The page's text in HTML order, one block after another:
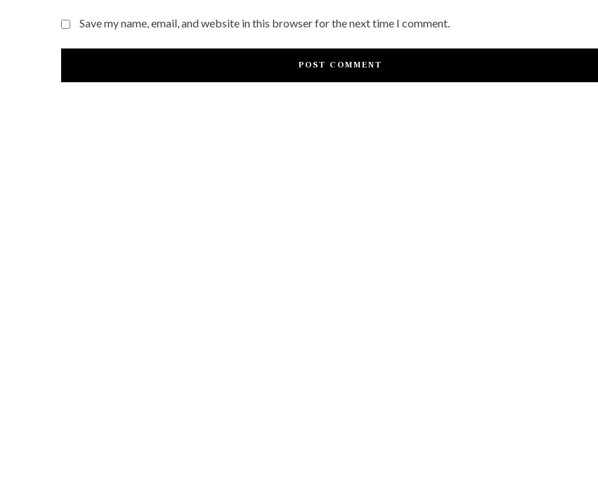
Save my name, email, and website in this browser for the next time I comment.